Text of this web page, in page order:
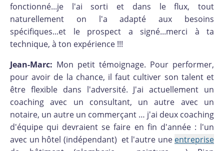
fonctionné...je l'ai sorti et dans le flux, tout
naturellement on l'a adapté aux besoins
spécifiques...et le prospect a signé...merci à ta
technique, à ton expérience !!!
Jean-Marc: Mon petit témoignage. Pour performer,
pour avoir de la chance, il faut cultiver son talent et
être flexible dans l'adversité. J'ai actuellement un
coaching avec un consultant, un autre avec un
notaire, un autre un commerçant … j'ai deux coaching
d'équipe qui devraient se faire en fin d'année : l'un
avec un hôtel (indépendant) et l'autre une entreprise